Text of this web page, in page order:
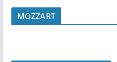
MOZZART